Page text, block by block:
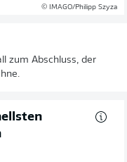
© IMAGO/Philipp Szyza
zum Abschluss, der